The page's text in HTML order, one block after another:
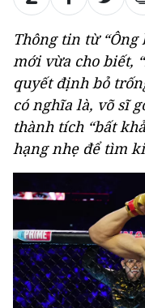
Thông tin từ “Ông
mới vừa cho biết,
quyết định bỏ
có nghĩa là, võ sĩ
thành tích “bất
hạng nhẹ để tìm